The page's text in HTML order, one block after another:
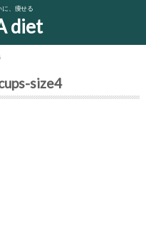
に、痩せる
diet
size4